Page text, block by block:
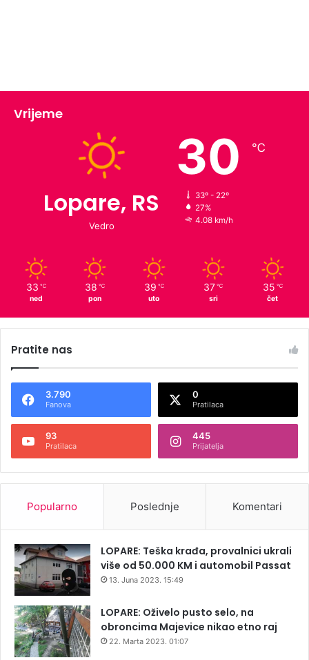
Vrijeme
Lopare, RS
Vedro
30 ℃
33º - 22º
27%
4.08 km/h
33 ℃
ned
38 ℃
pon
39 ℃
uto
37 ℃
sri
35 ℃
čet
Pratite nas
3.790
Fanova
0
Pratilaca
93
Pratilaca
445
Prijatelja
Popularno Poslednje Komentari
LOPARE: Teška krađa, provalnici ukrali
više od 50.000 KM i automobil Passat
13. Juna 2023. 15:49
LOPARE: Oživelo pusto selo, na
obroncima Majevice nikao etno raj
22. Marta 2023. 01:07